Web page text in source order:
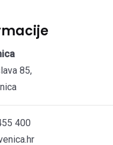
85,
400